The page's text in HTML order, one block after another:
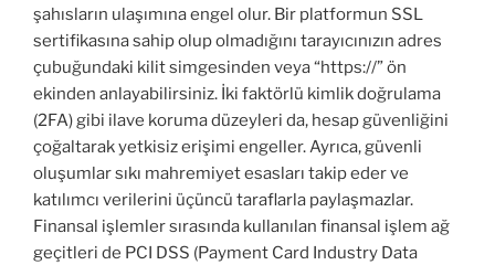
şahısların ulaşımına engel olur. Bir platformun SSL
sertifikasına sahip olup olmadığını tarayıcınızın adres
çubuğundaki kilit simgesinden veya “https://” ön
ekinden anlayabilirsiniz. İki faktörlü kimlik doğrulama
(2FA) gibi ilave koruma düzeyleri da, hesap güvenliğini
çoğaltarak yetkisiz erişimi engeller. Ayrıca, güvenli
oluşumlar sıkı mahremiyet esasları takip eder ve
katılımcı verilerini üçüncü taraflarla paylaşmazlar.
Finansal işlemler sırasında kullanılan finansal işlem ağ
geçitleri de PCI DSS (Payment Card Industry Data